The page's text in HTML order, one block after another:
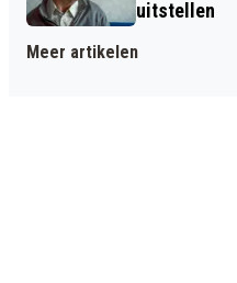
uitstellen
Meer artikelen